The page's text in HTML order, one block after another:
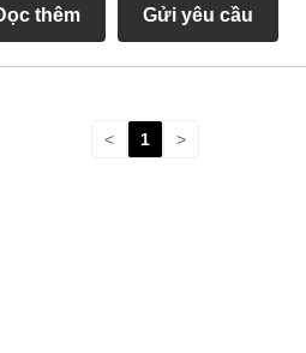
thêm Gửi yêu cầu
< 1 >